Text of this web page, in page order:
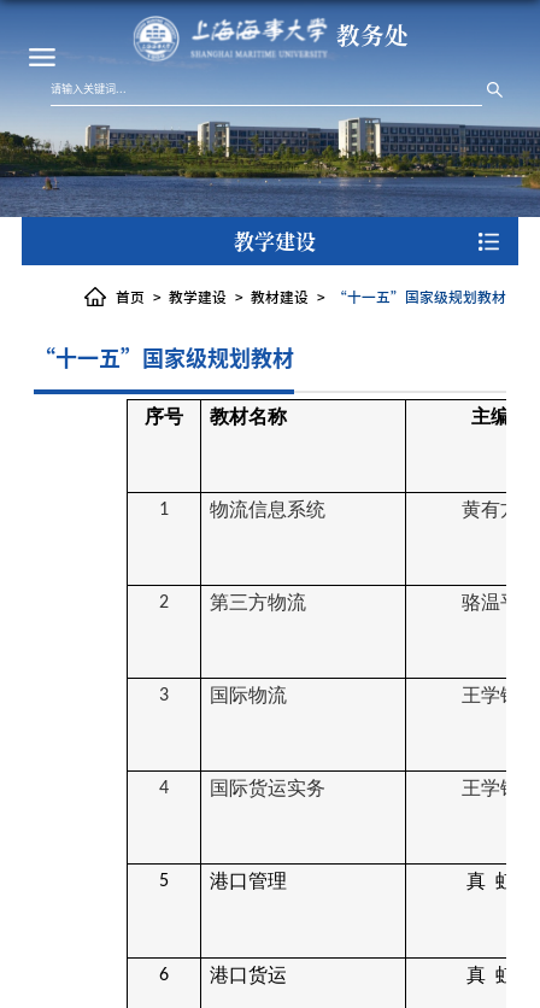
教务处
教学建设
首页 教学建设 教材建设 “十一五”国家级规划教材
“十一五”国家级规划教材
序号 教材名称 主编
1 物流信息系统 黄有方
2 第三方物流 骆温平
3 国际物流 王学锋
4 国际货运实务 王学锋
5 港口管理 真 虹
6 港口货运 真 虹